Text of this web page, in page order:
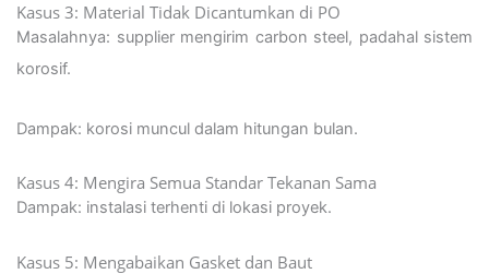
Kasus 3: Material Tidak Dicantumkan di PO
Masalahnya: supplier mengirim carbon steel, padahal sistem
korosif.
Dampak: korosi muncul dalam hitungan bulan.
Kasus 4: Mengira Semua Standar Tekanan Sama
Dampak: instalasi terhenti di lokasi proyek.
Kasus 5: Mengabaikan Gasket dan Baut